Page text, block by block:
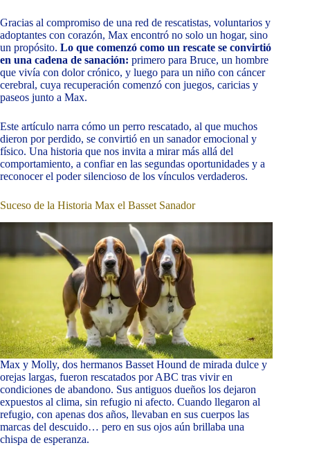
Gracias al compromiso de una red de rescatistas, voluntarios y
adoptantes con corazón, Max encontró no solo un hogar, sino
un propósito. Lo que comenzó como un rescate se convirtió
en una cadena de sanación: primero para Bruce, un hombre
que vivía con dolor crónico, y luego para un niño con cáncer
cerebral, cuya recuperación comenzó con juegos, caricias y
paseos junto a Max.
Este artículo narra cómo un perro rescatado, al que muchos
dieron por perdido, se convirtió en un sanador emocional y
físico. Una historia que nos invita a mirar más allá del
comportamiento, a confiar en las segundas oportunidades y a
reconocer el poder silencioso de los vínculos verdaderos.
Suceso de la Historia Max el Basset Sanador
Max y Molly, dos hermanos Basset Hound de mirada dulce y
orejas largas, fueron rescatados por ABC tras vivir en
condiciones de abandono. Sus antiguos dueños los dejaron
expuestos al clima, sin refugio ni afecto. Cuando llegaron al
refugio, con apenas dos años, llevaban en sus cuerpos las
marcas del descuido… pero en sus ojos aún brillaba una
chispa de esperanza.